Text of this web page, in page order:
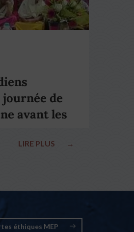
de
avant les
LIRE PLUS →
éthiques MEP